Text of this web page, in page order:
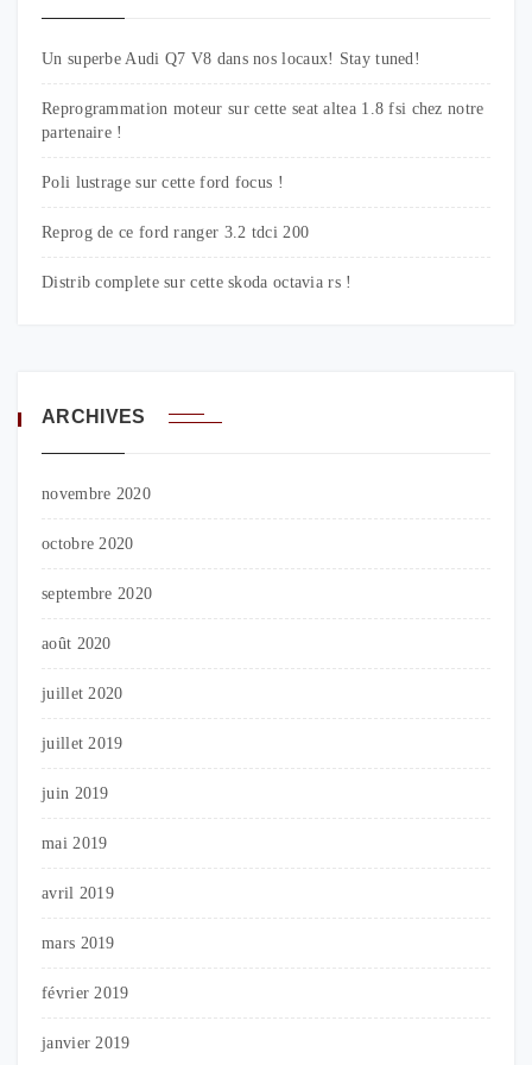
Un superbe Audi Q7 V8 dans nos locaux! Stay tuned!
Reprogrammation moteur sur cette seat altea 1.8 fsi chez notre
partenaire !
Poli lustrage sur cette ford focus !
Reprog de ce ford ranger 3.2 tdci 200
Distrib complete sur cette skoda octavia rs !
ARCHIVES
novembre 2020
octobre 2020
septembre 2020
août 2020
juillet 2020
juillet 2019
juin 2019
mai 2019
avril 2019
mars 2019
février 2019
janvier 2019